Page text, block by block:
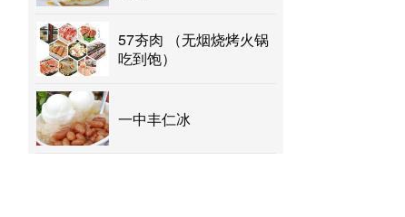
57夯肉 （无烟烧烤火锅
吃到饱）
一中丰仁冰